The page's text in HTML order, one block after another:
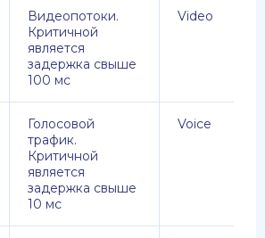
Видеопотоки.
Критичной
является
задержка свыше
100 мс
Video
Голосовой
трафик.
Критичной
является
задержка свыше
10 мс
Voice